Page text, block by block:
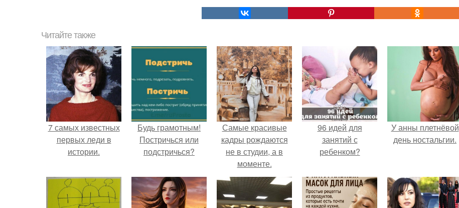
Читайте также
7 самых известных
первых леди в
истории.
Будь грамотным!
Постричься или
подстричься?
Самые красивые
кадры рождаются
не в студии, а в
моменте.
96 идей для
занятий с
ребенком?
У анны плетнёвой
день ностальгии.